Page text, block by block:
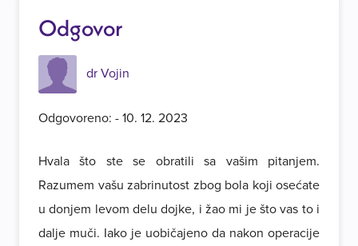
Odgovor
dr Vojin
Odgovoreno: - 10. 12. 2023
Hvala što ste se obratili sa vašim pitanjem.
Razumem vašu zabrinutost zbog bola koji osećate
u donjem levom delu dojke, i žao mi je što vas to i
dalje muči. Iako je uobičajeno da nakon operacije